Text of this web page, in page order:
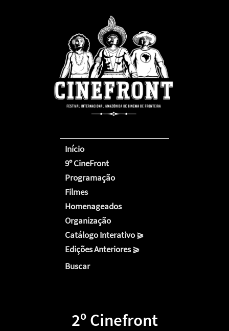
Início
9º CineFront
Programação
Filmes
Homenageados
Organização
Catálogo Interativo ⪀
Edições Anteriores ⪀
Buscar
2º Cinefront